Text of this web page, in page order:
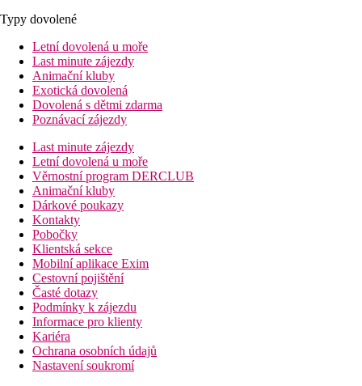
Typy dovolené
Letní dovolená u moře
Last minute zájezdy
Animační kluby
Exotická dovolená
Dovolená s dětmi zdarma
Poznávací zájezdy
Last minute zájezdy
Letní dovolená u moře
Věrnostní program DERCLUB
Animační kluby
Dárkové poukazy
Kontakty
Pobočky
Klientská sekce
Mobilní aplikace Exim
Cestovní pojištění
Časté dotazy
Podmínky k zájezdu
Informace pro klienty
Kariéra
Ochrana osobních údajů
Nastavení soukromí